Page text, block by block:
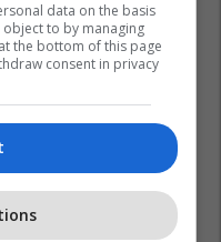
data on the basis
to by managing
the bottom of this page
consent in privacy